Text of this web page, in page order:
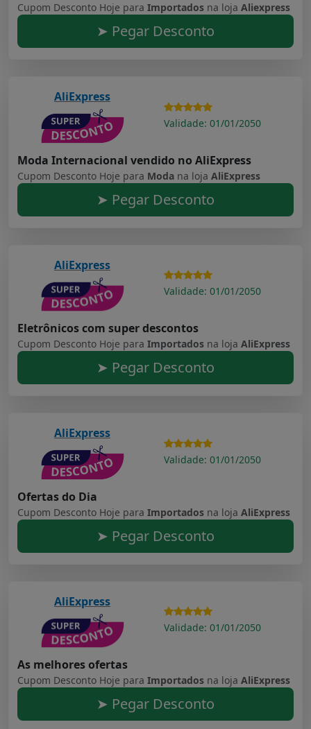
Cupom Desconto Hoje para Importados na loja Aliexpress
➤ Pegar Desconto
AliExpress
Validade: 01/01/2050
Moda Internacional vendido no AliExpress
Cupom Desconto Hoje para Moda na loja AliExpress
➤ Pegar Desconto
AliExpress
Validade: 01/01/2050
Eletrônicos com super descontos
Cupom Desconto Hoje para Importados na loja AliExpress
➤ Pegar Desconto
AliExpress
Validade: 01/01/2050
Ofertas do Dia
Cupom Desconto Hoje para Importados na loja AliExpress
➤ Pegar Desconto
AliExpress
Validade: 01/01/2050
As melhores ofertas
Cupom Desconto Hoje para Importados na loja AliExpress
➤ Pegar Desconto